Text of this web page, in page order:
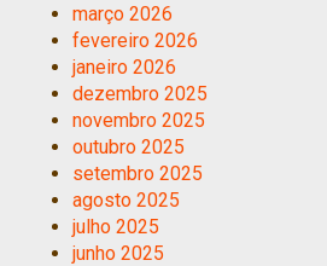
março 2026
fevereiro 2026
janeiro 2026
dezembro 2025
novembro 2025
outubro 2025
setembro 2025
agosto 2025
julho 2025
junho 2025